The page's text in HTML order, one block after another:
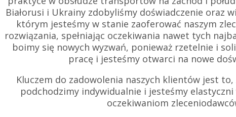
Białorusi i Ukrainy zdobyliśmy doświadczenie oraz
którym jesteśmy w stanie zaoferować naszym
rozwiązania, spełniając oczekiwania nawet tych
boimy się nowych wyzwań, ponieważ rzetelnie i
pracę i jesteśmy otwarci na nowe
Kluczem do zadowolenia naszych klientów jest to,
podchodzimy indywidualnie i jesteśmy
oczekiwaniom